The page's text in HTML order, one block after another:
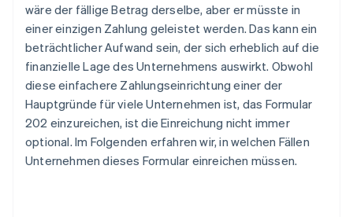
wäre der fällige Betrag derselbe, aber er müsste in
einer einzigen Zahlung geleistet werden. Das kann ein
beträchtlicher Aufwand sein, der sich erheblich auf die
finanzielle Lage des Unternehmens auswirkt. Obwohl
diese einfachere Zahlungseinrichtung einer der
Hauptgründe für viele Unternehmen ist, das Formular
202 einzureichen, ist die Einreichung nicht immer
optional. Im Folgenden erfahren wir, in welchen Fällen
Unternehmen dieses Formular einreichen müssen.